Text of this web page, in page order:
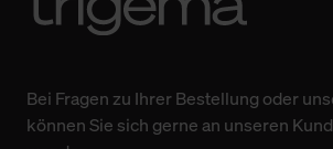
Bei Fragen zu Ihrer Bestellung oder
können Sie sich gerne an unseren